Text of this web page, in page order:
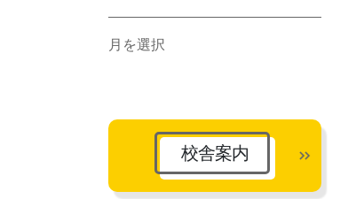
ア
ブ
校舎案内